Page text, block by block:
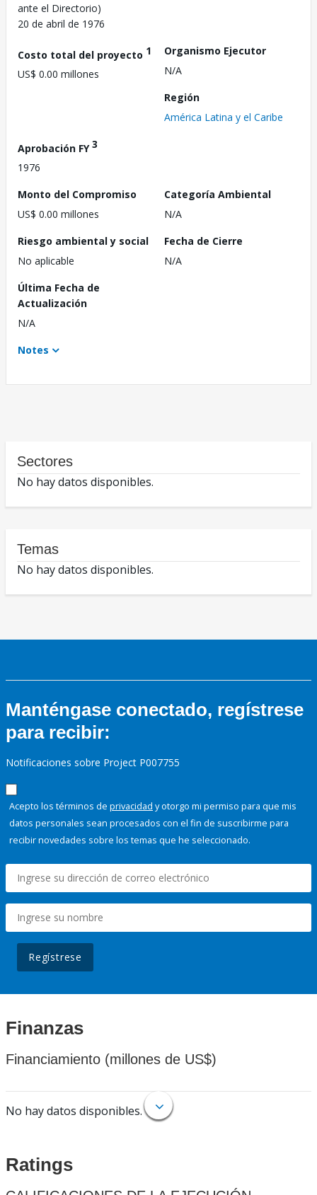
ante el Directorio)
20 de abril de 1976
Costo total del proyecto 1
US$ 0.00 millones
Organismo Ejecutor
N/A
Región
América Latina y el Caribe
Aprobación FY3
1976
Monto del Compromiso
US$ 0.00 millones
Categoría Ambiental
N/A
Riesgo ambiental y social
No aplicable
Fecha de Cierre
N/A
Última Fecha de
Actualización
N/A
Notes
Sectores
No hay datos disponibles.
Temas
No hay datos disponibles.
Manténgase conectado, regístrese
para recibir:
Notificaciones sobre Project P007755
Acepto los términos de privacidad y otorgo mi permiso para que mis
datos personales sean procesados con el fin de suscribirme para
recibir novedades sobre los temas que he seleccionado.
Regístrese
Finanzas
Financiamiento (millones de US$)
No hay datos disponibles.
Ratings